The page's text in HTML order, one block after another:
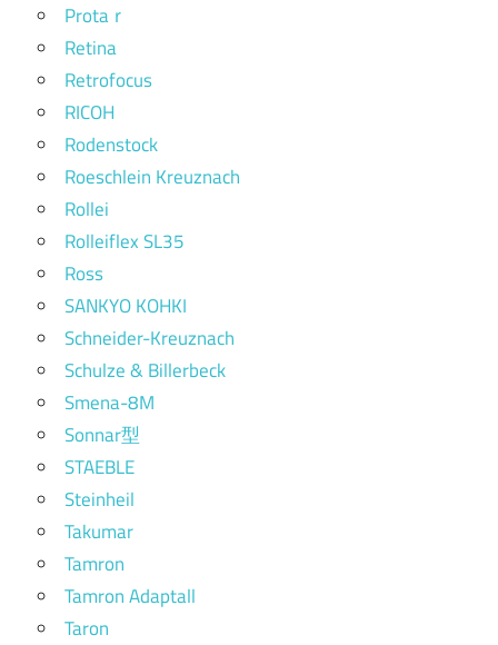
Protaｒ
Retina
Retrofocus
RICOH
Rodenstock
Roeschlein Kreuznach
Rollei
Rolleiflex SL35
Ross
SANKYO KOHKI
Schneider-Kreuznach
Schulze & Billerbeck
Smena-8M
Sonnar型
STAEBLE
Steinheil
Takumar
Tamron
Tamron Adaptall
Taron